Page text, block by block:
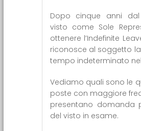
Dopo cinque anni
visto come Sole
ottenere l’Indefinite
riconosce al soggetto
tempo indeterminato
Vediamo quali sono le
poste con maggiore
presentano domanda
del visto in esame.